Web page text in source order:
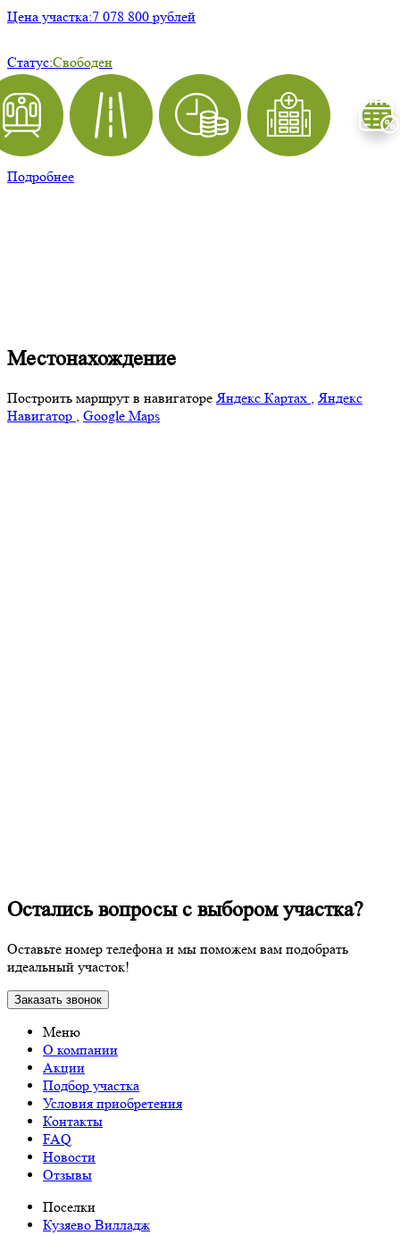
Цена участка:7 078 800 рублей
Статус:Свободен
Подробнее
Местонахождение
Построить маршрут в навигатореЯндекс Картах ,Яндекс
Навигатор , Google Maps
Остались вопросы с выбором участка?
Оставьте номер телефона и мы поможем вам подобрать
идеальный участок!
Заказать звонок
Меню
О компании
Акции
Подбор участка
Условия приобретения
Контакты
FAQ
Новости
Отзывы
Поселки
Кузяево Вилладж